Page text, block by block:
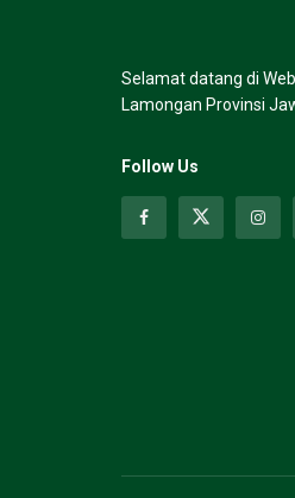
Selamat datang di
Lamongan Provinsi
Follow Us